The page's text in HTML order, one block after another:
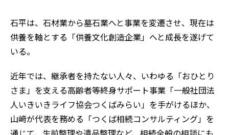
石平は、石材業から墓石業へと事業を変遷させ、現在は
供養を軸とする「供養文化創造企業」へと成長を遂げて
いる。
近年では、継承者を持たない人々、いわゆる「おひとり
さま」を支える高齢者等終身サポート事業「一般社団法
人いきいきライフ協会つくばみらい」を手がけるほか、
山﨑が代表を務める「つくば相続コンサルティング」を